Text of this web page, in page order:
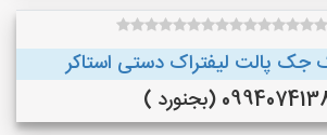
جک پالت لیفتراک دستی استاکر
(بجنورد )